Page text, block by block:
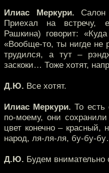
Илиас Меркури.
Приехал на встречу,
Рашкина) говорит:
«Вообще-то, ты нигде не
трудился, а тут –
заскоки… Тоже хотят,
Д.Ю. Все хотят.
Илиас Меркури. То есть
по-моему, они
цвет конечно –
народ, ля-ля-ля, бу-бу-
Д.Ю. Будем внимательно